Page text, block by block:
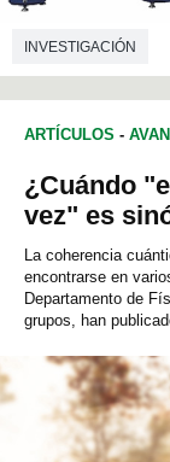
INVESTIGACIÓN
ARTÍCULOS -
¿Cuándo
vez" es
La coherencia
encontrarse en
Departamento de
grupos, han